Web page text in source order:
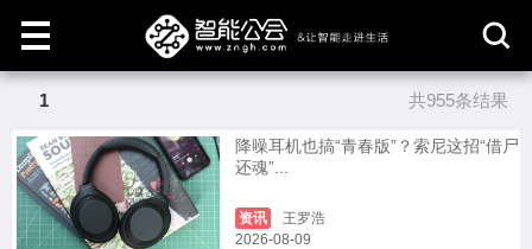
消
1 共955条结果
降噪耳机也搞“青春版”？索尼这招“借尸
还魂”...
资讯
王罗浩
2026-08-09